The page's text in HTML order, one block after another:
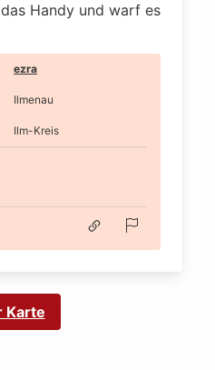
Handy und warf es
ezra
Ilmenau
Ilm-Kreis
Karte